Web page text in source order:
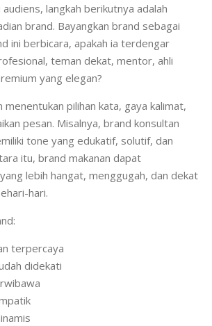
langkah berikutnya adalah
brand. Bayangkan brand sebagai
ini berbicara, apakah ia terdengar
teman dekat, mentor, ahli
yang elegan?
menentukan pilihan kata, gaya kalimat,
pesan. Misalnya, brand konsultan
tone yang edukatif, solutif, dan
itu, brand makanan dapat
lebih hangat, menggugah, dan dekat
hari.
terpercaya
didekati